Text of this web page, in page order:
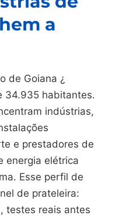
a
de Goiana ¿
34.935 habitantes.
indústrias,
e prestadores de
energia elétrica
Esse perfil de
de prateleira:
testes reais antes